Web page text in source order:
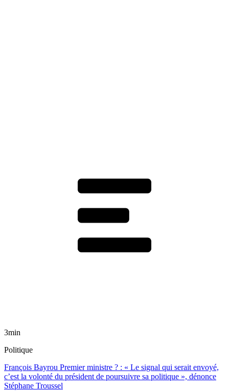
3min
Politique
François Bayrou Premier ministre ? : « Le signal qui serait envoyé,
c’est la volonté du président de poursuivre sa politique », dénonce
Stéphane Troussel